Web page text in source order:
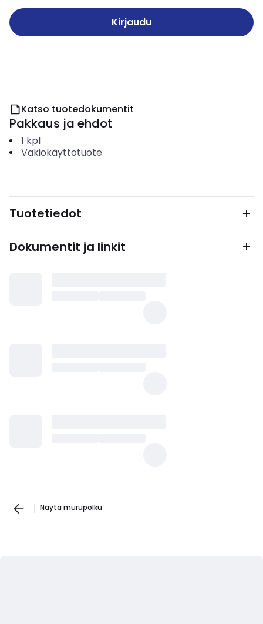
Kirjaudu
Katso tuotedokumentit
Pakkaus ja ehdot
1 kpl
Vakiokäyttötuote
Tuotetiedot
Dokumentit ja linkit
Näytä murupolku